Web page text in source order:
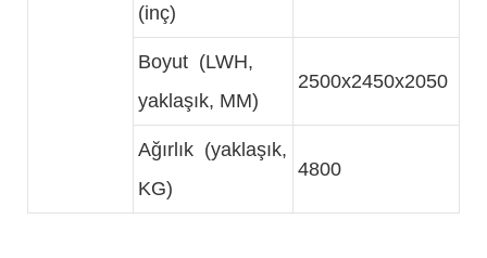
(inç)
Boyut (LWH,
yaklaşık, MM)
2500x2450x2050
Ağırlık (yaklaşık,
KG)
4800